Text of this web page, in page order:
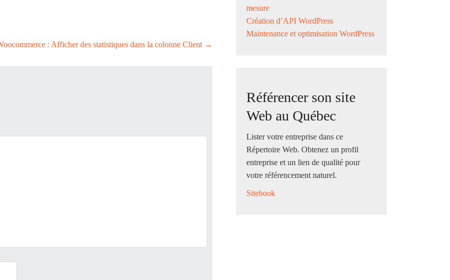
: Afficher des statistiques dans la colonne Client →
mesure
Création d’API WordPress
Maintenance et optimisation WordPress
Référencer son site
Web au Québec
Lister votre entreprise dans ce
Répertoire Web. Obtenez un profil
entreprise et un lien de qualité pour
votre référencement naturel.
Sitebook